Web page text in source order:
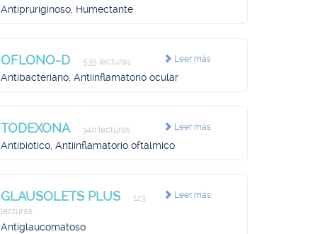
Antipruriginoso, Humectante
Leer más
OFLONO-D 535 lecturas
Antibacteriano, Antiinflamatorio ocular
Leer más
TODEXONA 340 lecturas
Antibiótico, Antiinflamatorio oftálmico
Leer más
GLAUSOLETS PLUS
123
lecturas
Antiglaucomatoso